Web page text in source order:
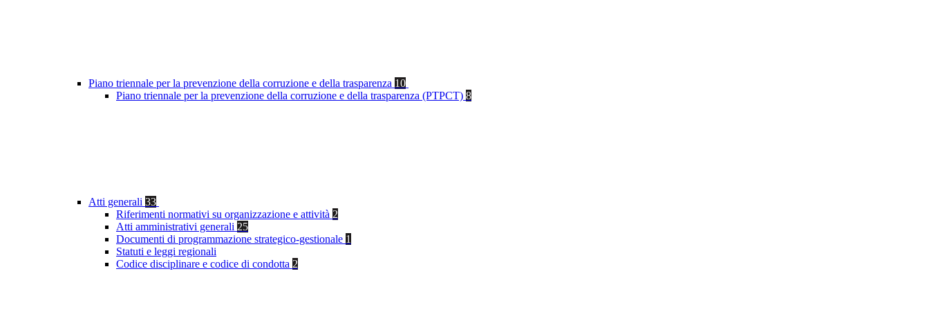
Piano triennale per la prevenzione della corruzione e della trasparenza 10
Piano triennale per la prevenzione della corruzione e della trasparenza (PTPCT) 8
Atti generali 33
Riferimenti normativi su organizzazione e attività 2
Atti amministrativi generali 25
Documenti di programmazione strategico-gestionale 1
Statuti e leggi regionali
Codice disciplinare e codice di condotta 2